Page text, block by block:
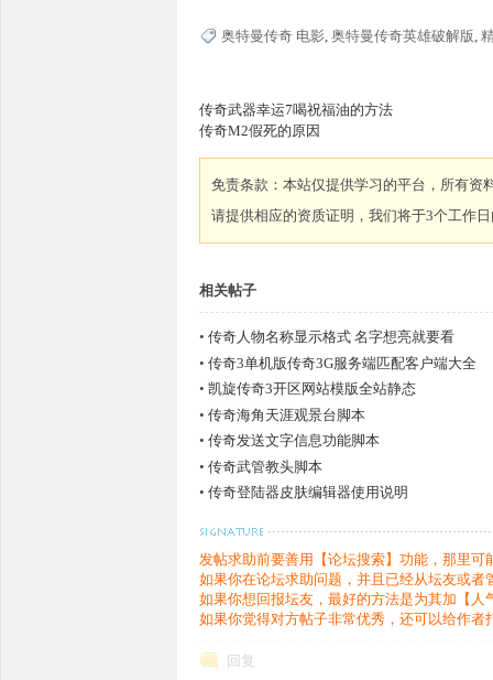
奥特曼传奇 电影, 奥特曼传奇英雄破解版,
传奇武器幸运7喝祝福油的方法
传奇M2假死的原因
免责条款：本站仅提供学习的平台，所有资
请提供相应的资质证明，我们将于3个工作
相关帖子
• 传奇人物名称显示格式 名字想亮就要看
• 传奇3单机版传奇3G服务端匹配客户端大全
• 凯旋传奇3开区网站模版全站静态
• 传奇海角天涯观景台脚本
• 传奇发送文字信息功能脚本
• 传奇武管教头脚本
• 传奇登陆器皮肤编辑器使用说明
发帖求助前要善用【论坛搜索】功能，那里可
如果你在论坛求助问题，并且已经从坛友或
如果你想回报坛友，最好的方法是为其加【
如果你觉得对方帖子非常优秀，还可以给作
回复